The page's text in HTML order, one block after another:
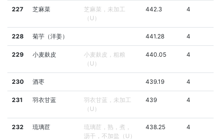
227 芝麻菜
芝麻菜，未加工
（U）
442.3 4
228 菊芋（洋姜） 441.28 4
229 小麦麸皮
小麦麸皮，粗粮
（U）
440.05 4
230 酒枣 439.19 4
231 羽衣甘蓝
羽衣甘蓝，未加工
（U）
439 4
232 琉璃苣
琉璃苣，熟，煮，
沥干，不加盐（U）
438.25 4